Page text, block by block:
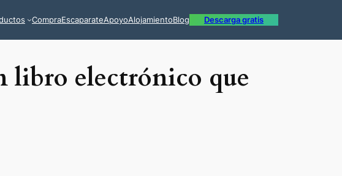
CompraEscaparateApoyoAlojamientoBlog Descarga gratis
libro electrónico que